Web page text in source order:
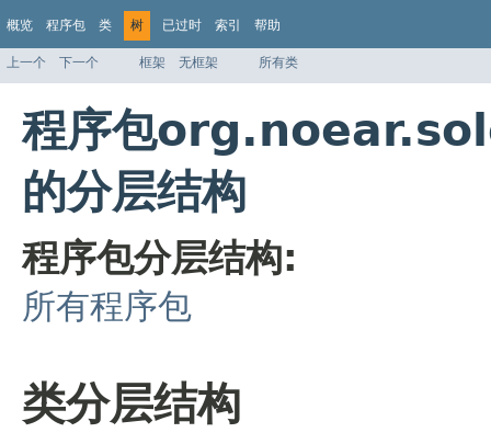
概览 程序包 类 树 已过时 索引 帮助
上一个 下一个 框架 无框架 所有类
程序包
的分层结构
程序包分层结构:
所有程序包
类分层结构